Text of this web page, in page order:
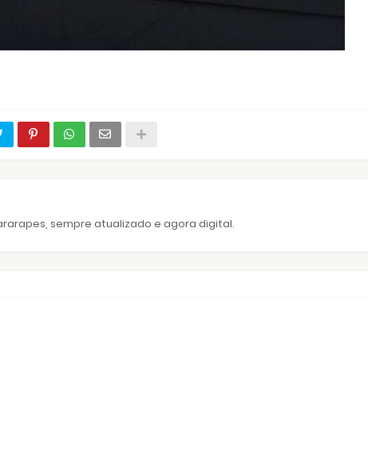
sempre atualizado e agora digital.